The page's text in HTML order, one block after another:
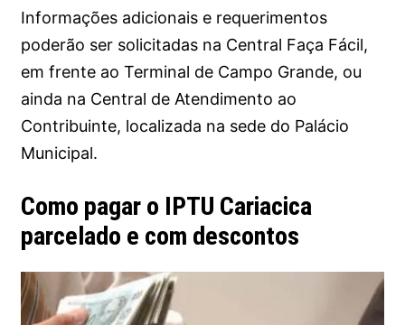
Informações adicionais e requerimentos
poderão ser solicitadas na Central Faça Fácil,
em frente ao Terminal de Campo Grande, ou
ainda na Central de Atendimento ao
Contribuinte, localizada na sede do Palácio
Municipal.
Como pagar o IPTU Cariacica
parcelado e com descontos